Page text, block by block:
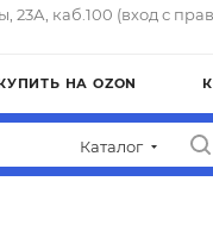
каб.100 (вход с
НА OZON
Каталог